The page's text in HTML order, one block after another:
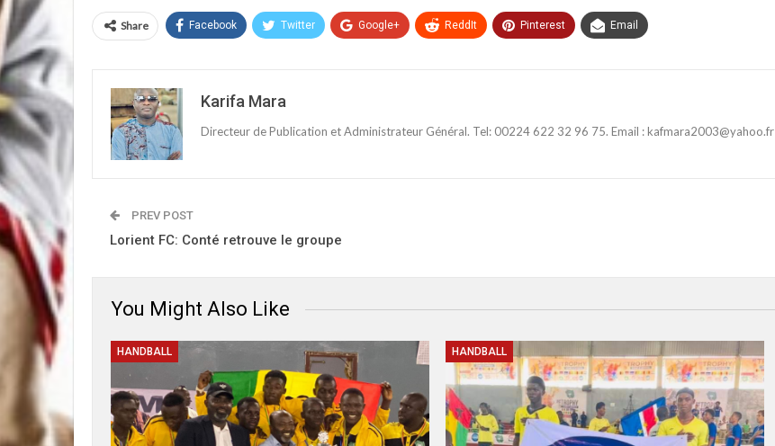
Share Facebook Twitter Google+ ReddIt Pinterest Email
Karifa Mara
Directeur de Publication et Administrateur Général. Tel: 00224 622 32 96 75. Email : kafmara2003@yahoo.fr
PREV POST
Lorient FC: Conté retrouve le groupe
You Might Also Like
HANDBALL HANDBALL